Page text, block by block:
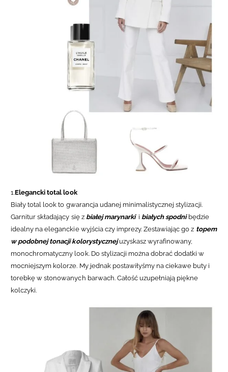
1.Elegancki total look
Biały total look to gwarancja udanej minimalistycznej stylizacji.
Garnitur składający się z białej marynarkii białych spodni będzie
idealny na eleganckie wyjścia czy imprezy. Zestawiając go z topem
w podobnej tonacji kolorystycznejuzyskasz wyrafinowany,
monochromatyczny look. Do stylizacji można dobrać dodatki w
mocniejszym kolorze. My jednak postawiłyśmy na ciekawe buty i
torebkę w stonowanych barwach. Całość uzupełniają piękne
kolczyki.